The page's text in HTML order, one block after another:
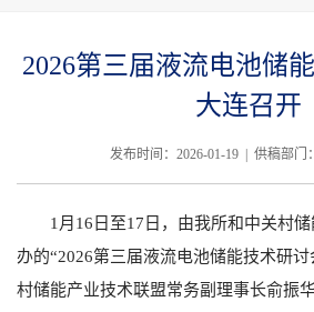
2026第三届液流电池储
大连召开
发布时间：2026-01-19 | 供稿部门
1月16日至17日，由我所和中关村
办的“2026第三届液流电池储能技术研
村储能产业技术联盟常务副理事长俞振